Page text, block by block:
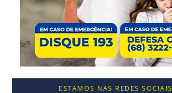
ESTAMOS NAS REDES SOCIAIS